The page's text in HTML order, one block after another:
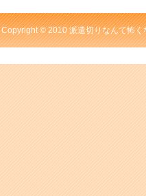
Copyright © 2010 派遣切りなんて怖